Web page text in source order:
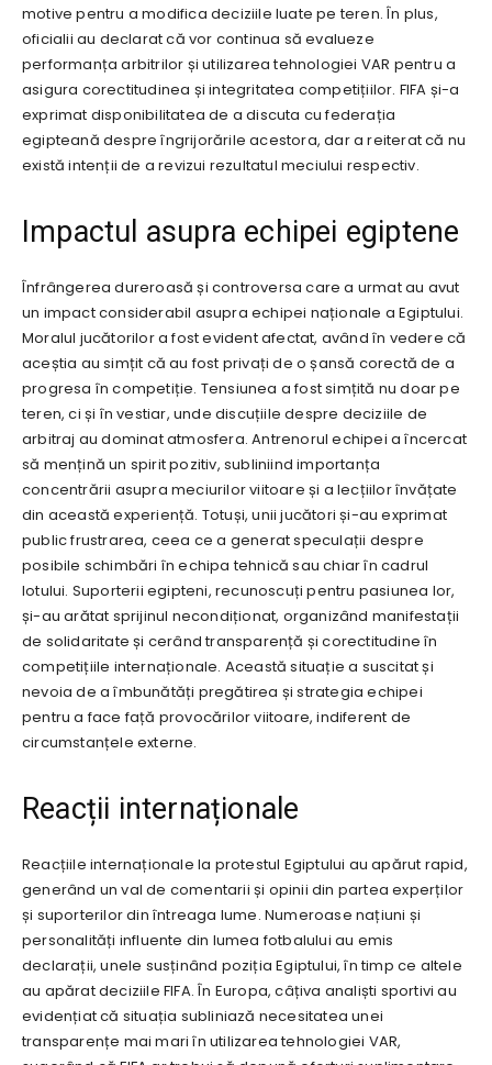
motive pentru a modifica deciziile luate pe teren. În plus,
oficialii au declarat că vor continua să evalueze
performanța arbitrilor și utilizarea tehnologiei VAR pentru a
asigura corectitudinea și integritatea competițiilor. FIFA și-a
exprimat disponibilitatea de a discuta cu federația
egipteană despre îngrijorările acestora, dar a reiterat că nu
există intenții de a revizui rezultatul meciului respectiv.
Impactul asupra echipei egiptene
Înfrângerea dureroasă și controversa care a urmat au avut
un impact considerabil asupra echipei naționale a Egiptului.
Moralul jucătorilor a fost evident afectat, având în vedere că
aceștia au simțit că au fost privați de o șansă corectă de a
progresa în competiție. Tensiunea a fost simțită nu doar pe
teren, ci și în vestiar, unde discuțiile despre deciziile de
arbitraj au dominat atmosfera. Antrenorul echipei a încercat
să mențină un spirit pozitiv, subliniind importanța
concentrării asupra meciurilor viitoare și a lecțiilor învățate
din această experiență. Totuși, unii jucători și-au exprimat
public frustrarea, ceea ce a generat speculații despre
posibile schimbări în echipa tehnică sau chiar în cadrul
lotului. Suporterii egipteni, recunoscuți pentru pasiunea lor,
și-au arătat sprijinul necondiționat, organizând manifestații
de solidaritate și cerând transparență și corectitudine în
competițiile internaționale. Această situație a suscitat și
nevoia de a îmbunătăți pregătirea și strategia echipei
pentru a face față provocărilor viitoare, indiferent de
circumstanțele externe.
Reacții internaționale
Reacțiile internaționale la protestul Egiptului au apărut rapid,
generând un val de comentarii și opinii din partea experților
și suporterilor din întreaga lume. Numeroase națiuni și
personalități influente din lumea fotbalului au emis
declarații, unele susținând poziția Egiptului, în timp ce altele
au apărat deciziile FIFA. În Europa, câțiva analiști sportivi au
evidențiat că situația subliniază necesitatea unei
transparențe mai mari în utilizarea tehnologiei VAR,